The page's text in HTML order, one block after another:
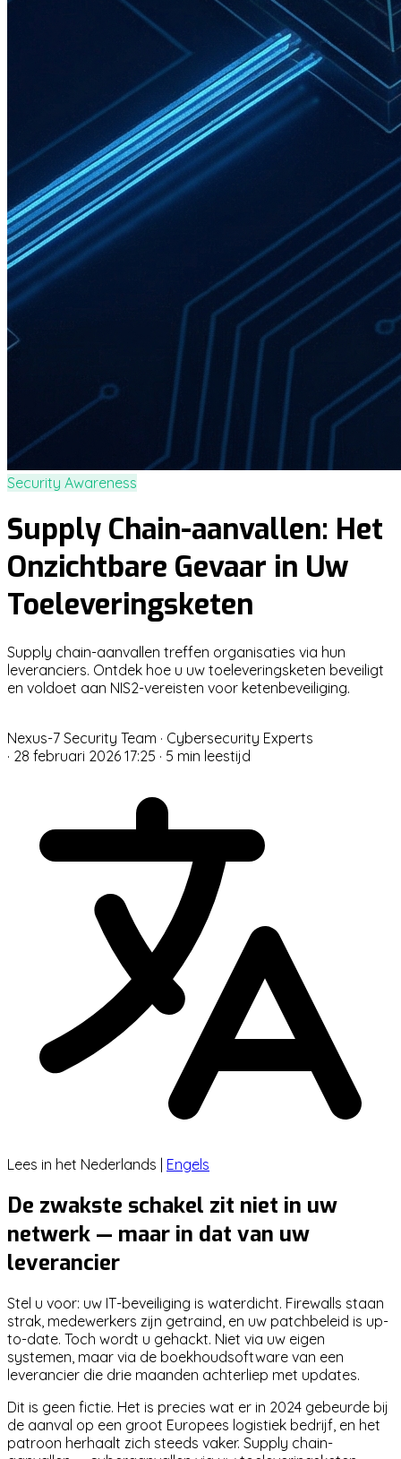
Security Awareness
Supply Chain-aanvallen: Het
Onzichtbare Gevaar in Uw
Toeleveringsketen
Supply chain-aanvallen treffen organisaties via hun
leveranciers. Ontdek hoe u uw toeleveringsketen beveiligt
en voldoet aan NIS2-vereisten voor ketenbeveiliging.
Nexus-7 Security Team · Cybersecurity Experts
· 28 februari 2026 17:25 · 5 min leestijd
Lees in het Nederlands | Engels
De zwakste schakel zit niet in uw
netwerk — maar in dat van uw
leverancier
Stel u voor: uw IT-beveiliging is waterdicht. Firewalls staan
strak, medewerkers zijn getraind, en uw patchbeleid is up-
to-date. Toch wordt u gehackt. Niet via uw eigen
systemen, maar via de boekhoudsoftware van een
leverancier die drie maanden achterliep met updates.
Dit is geen fictie. Het is precies wat er in 2024 gebeurde bij
de aanval op een groot Europees logistiek bedrijf, en het
patroon herhaalt zich steeds vaker. Supply chain-